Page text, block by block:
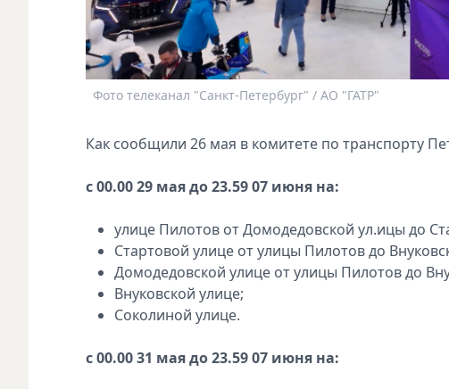
Фото телеканал "Санкт-Петербург" / АО "ГАТР"
Как сообщили 26 мая в комитете по транспорту
с 00.00 29 мая до 23.59 07 июня на:
улице Пилотов от Домодедовской ул.ицы до
Стартовой улице от улицы Пилотов до
Домодедовской улице от улицы Пилотов до
Внуковской улице;
Соколиной улице.
с 00.00 31 мая до 23.59 07 июня на: